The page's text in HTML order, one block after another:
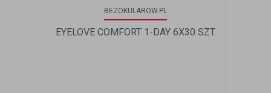
BEZOKULAROW.PL
EYELOVE COMFORT 1-DAY 6X30 SZT.